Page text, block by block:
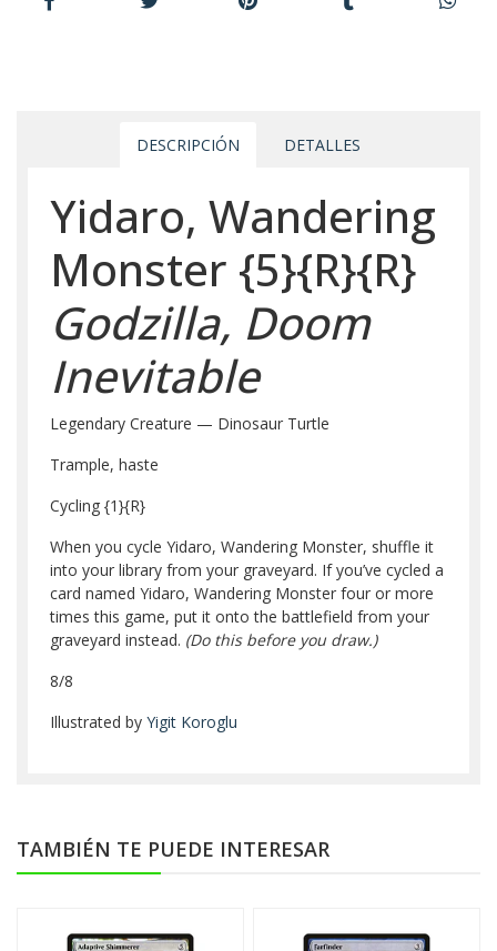
DESCRIPCIÓN DETALLES
Yidaro, Wandering
Monster {5}{R}{R}
Godzilla, Doom
Inevitable
Legendary Creature — Dinosaur Turtle
Trample, haste
Cycling {1}{R}
When you cycle Yidaro, Wandering Monster, shuffle it
into your library from your graveyard. If you’ve cycled a
card named Yidaro, Wandering Monster four or more
times this game, put it onto the battlefield from your
graveyard instead. (Do this before you draw.)
8/8
Illustrated by Yigit Koroglu
TAMBIÉN TE PUEDE INTERESAR